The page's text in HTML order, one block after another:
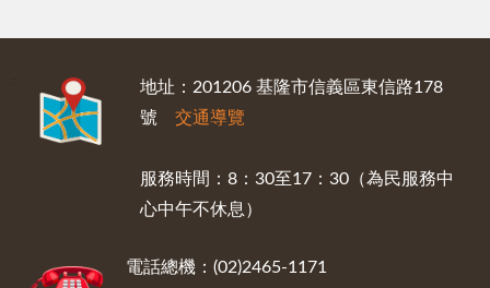
地址：201206 基隆市信義區東信路178
號 交通導覽
服務時間：8：30至17：30（為民服務中
心中午不休息）
電話總機：(02)2465-1171